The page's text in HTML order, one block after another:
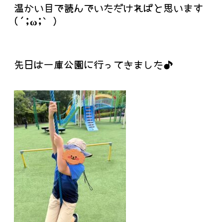
温かい目で読んでいただければと思います
(´;ω;｀)
先日は一庫公園に行ってきました♪